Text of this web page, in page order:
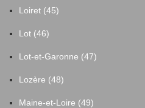
Loiret (45)
Lot (46)
Lot-et-Garonne (47)
Lozère (48)
Maine-et-Loire (49)